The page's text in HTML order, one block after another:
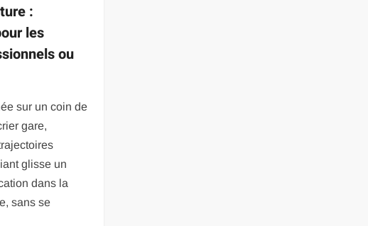
:
les
ou
sur un coin de
gare,
glisse un
dans la
sans se